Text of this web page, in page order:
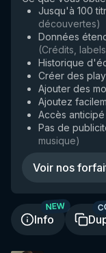
Jusqu'à 100
découvertes)
Données
(Crédits,
Historique
Créer des
Ajouter des
Ajoutez
Accès
Pas de
musique)
Voir nos
Info
NEW